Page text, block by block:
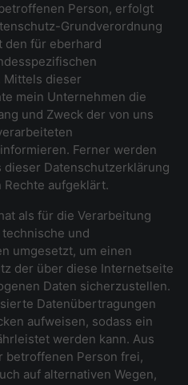
Person, erfolgt
Grundverordnung
den für eberhard
Mittels dieser
mein Unternehmen die
und Zweck der von uns
Ferner werden
Datenschutzerklärung
aufgeklärt.
als für die Verarbeitung
und
umgesetzt, um einen
der über diese Internetseite
Daten sicherzustellen.
Datenübertragungen
aufweisen, sodass ein
werden kann. Aus
betroffenen Person frei,
auf alternativen Wegen,